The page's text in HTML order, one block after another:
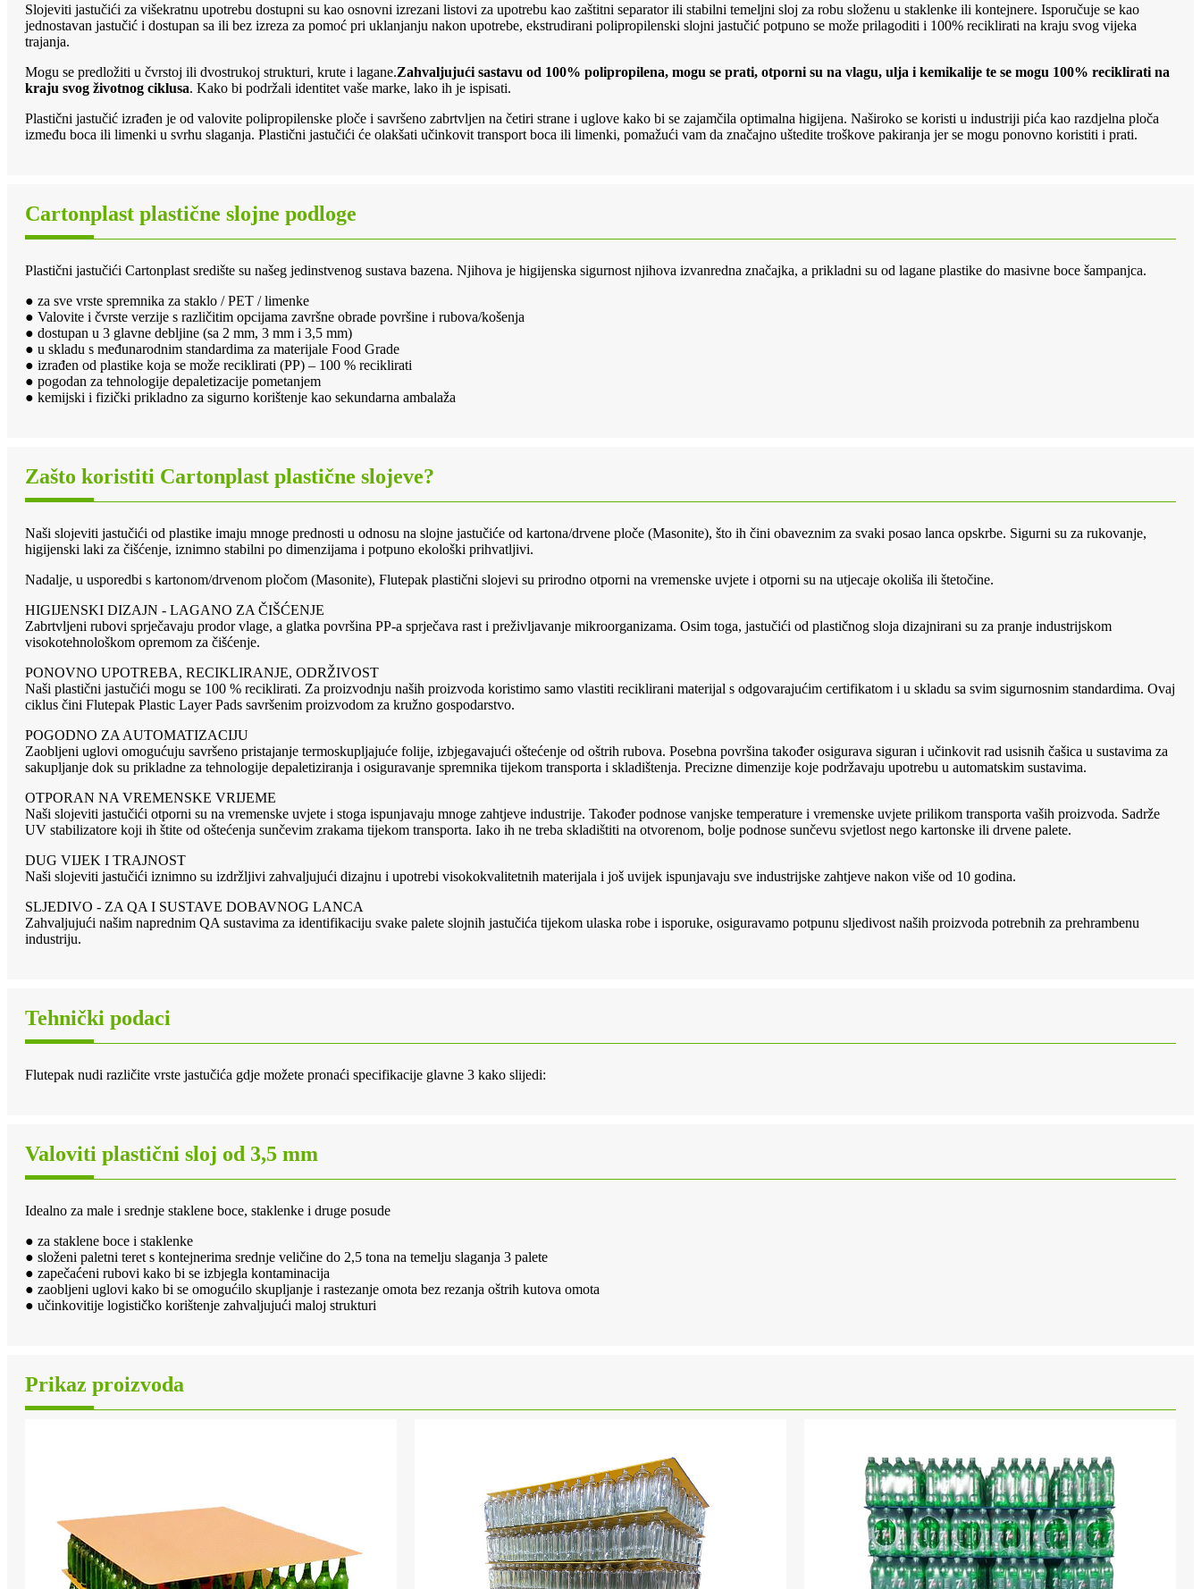
Slojeviti jastučići za višekratnu upotrebu dostupni su kao osnovni izrezani listovi za upotrebu kao zaštitni separator ili stabilni temeljni sloj za robu složenu u staklenke ili kontejnere. Isporučuje se kao
jednostavan jastučić i dostupan sa ili bez izreza za pomoć pri uklanjanju nakon upotrebe, ekstrudirani polipropilenski slojni jastučić potpuno se može prilagoditi i 100% reciklirati na kraju svog vijeka
trajanja.
Mogu se predložiti u čvrstoj ili dvostrukoj strukturi, krute i lagane.Zahvaljujući sastavu od 100% polipropilena, mogu se prati, otporni su na vlagu, ulja i kemikalije te se mogu 100% reciklirati na
kraju svog životnog ciklusa. Kako bi podržali identitet vaše marke, lako ih je ispisati.
Plastični jastučić izrađen je od valovite polipropilenske ploče i savršeno zabrtvljen na četiri strane i uglove kako bi se zajamčila optimalna higijena. Naširoko se koristi u industriji pića kao razdjelna ploča
između boca ili limenki u svrhu slaganja. Plastični jastučići će olakšati učinkovit transport boca ili limenki, pomažući vam da značajno uštedite troškove pakiranja jer se mogu ponovno koristiti i prati.
Cartonplast plastične slojne podloge
Plastični jastučići Cartonplast središte su našeg jedinstvenog sustava bazena. Njihova je higijenska sigurnost njihova izvanredna značajka, a prikladni su od lagane plastike do masivne boce šampanjca.
● za sve vrste spremnika za staklo / PET / limenke
● Valovite i čvrste verzije s različitim opcijama završne obrade površine i rubova/košenja
● dostupan u 3 glavne debljine (sa 2 mm, 3 mm i 3,5 mm)
● u skladu s međunarodnim standardima za materijale Food Grade
● izrađen od plastike koja se može reciklirati (PP) – 100 % reciklirati
● pogodan za tehnologije depaletizacije pometanjem
● kemijski i fizički prikladno za sigurno korištenje kao sekundarna ambalaža
Zašto koristiti Cartonplast plastične slojeve?
Naši slojeviti jastučići od plastike imaju mnoge prednosti u odnosu na slojne jastučiće od kartona/drvene ploče (Masonite), što ih čini obaveznim za svaki posao lanca opskrbe. Sigurni su za rukovanje,
higijenski laki za čišćenje, iznimno stabilni po dimenzijama i potpuno ekološki prihvatljivi.
Nadalje, u usporedbi s kartonom/drvenom pločom (Masonite), Flutepak plastični slojevi su prirodno otporni na vremenske uvjete i otporni su na utjecaje okoliša ili štetočine.
HIGIJENSKI DIZAJN - LAGANO ZA ČIŠĆENJE
Zabrtvljeni rubovi sprječavaju prodor vlage, a glatka površina PP-a sprječava rast i preživljavanje mikroorganizama. Osim toga, jastučići od plastičnog sloja dizajnirani su za pranje industrijskom
visokotehnološkom opremom za čišćenje.
PONOVNO UPOTREBA, RECIKLIRANJE, ODRŽIVOST
Naši plastični jastučići mogu se 100 % reciklirati. Za proizvodnju naših proizvoda koristimo samo vlastiti reciklirani materijal s odgovarajućim certifikatom i u skladu sa svim sigurnosnim standardima. Ovaj
ciklus čini Flutepak Plastic Layer Pads savršenim proizvodom za kružno gospodarstvo.
POGODNO ZA AUTOMATIZACIJU
Zaobljeni uglovi omogućuju savršeno pristajanje termoskupljajuće folije, izbjegavajući oštećenje od oštrih rubova. Posebna površina također osigurava siguran i učinkovit rad usisnih čašica u sustavima za
sakupljanje dok su prikladne za tehnologije depaletiziranja i osiguravanje spremnika tijekom transporta i skladištenja. Precizne dimenzije koje podržavaju upotrebu u automatskim sustavima.
OTPORAN NA VREMENSKE VRIJEME
Naši slojeviti jastučići otporni su na vremenske uvjete i stoga ispunjavaju mnoge zahtjeve industrije. Također podnose vanjske temperature i vremenske uvjete prilikom transporta vaših proizvoda. Sadrže
UV stabilizatore koji ih štite od oštećenja sunčevim zrakama tijekom transporta. Iako ih ne treba skladištiti na otvorenom, bolje podnose sunčevu svjetlost nego kartonske ili drvene palete.
DUG VIJEK I TRAJNOST
Naši slojeviti jastučići iznimno su izdržljivi zahvaljujući dizajnu i upotrebi visokokvalitetnih materijala i još uvijek ispunjavaju sve industrijske zahtjeve nakon više od 10 godina.
SLJEDIVO - ZA QA I SUSTAVE DOBAVNOG LANCA
Zahvaljujući našim naprednim QA sustavima za identifikaciju svake palete slojnih jastučića tijekom ulaska robe i isporuke, osiguravamo potpunu sljedivost naših proizvoda potrebnih za prehrambenu
industriju.
Tehnički podaci
Flutepak nudi različite vrste jastučića gdje možete pronaći specifikacije glavne 3 kako slijedi:
Valoviti plastični sloj od 3,5 mm
Idealno za male i srednje staklene boce, staklenke i druge posude
● za staklene boce i staklenke
● složeni paletni teret s kontejnerima srednje veličine do 2,5 tona na temelju slaganja 3 palete
● zapečaćeni rubovi kako bi se izbjegla kontaminacija
● zaobljeni uglovi kako bi se omogućilo skupljanje i rastezanje omota bez rezanja oštrih kutova omota
● učinkovitije logističko korištenje zahvaljujući maloj strukturi
Prikaz proizvoda